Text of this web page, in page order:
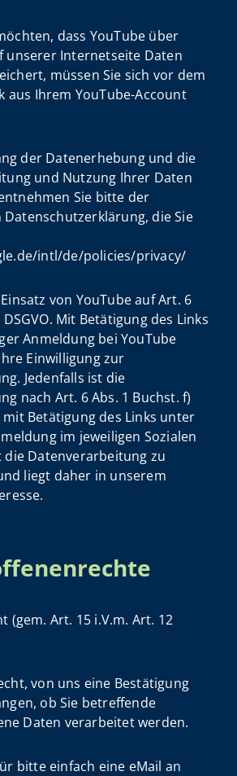
dass YouTube über
unserer Internetseite Daten
müssen Sie sich vor dem
aus Ihrem YouTube-Account
der Datenerhebung und die
und Nutzung Ihrer Daten
Sie bitte der
die Sie
intl/de/policies/privacy/
von YouTube auf Art. 6
Mit Betätigung des Links
Anmeldung bei YouTube
Einwilligung zur
Jedenfalls ist die
nach Art. 6 Abs. 1 Buchst. f)
mit Betätigung des Links unter
im jeweiligen Sozialen
die Datenverarbeitung zu
liegt daher in unserem
(gem. Art. 15 i.V.m. Art. 12
von uns eine Bestätigung
ob Sie betreffende
Daten verarbeitet werden.
bitte einfach eine eMail an